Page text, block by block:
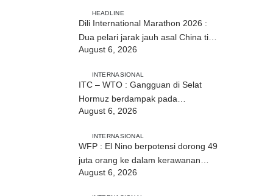
HEADLINE
Dili International Marathon 2026 :
Dua pelari jarak jauh asal China tiba
di Dili
August 6, 2026
INTERNASIONAL
ITC – WTO : Gangguan di Selat
Hormuz berdampak pada
perdagangan energi, pupuk, dan
August 6, 2026
INTERNASIONAL
WFP : El Nino berpotensi dorong 49
juta orang ke dalam kerawanan
pangan akut
August 6, 2026